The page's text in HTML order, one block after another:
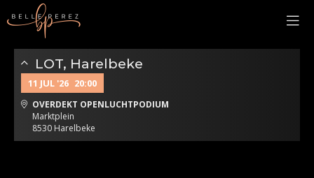
LOT, Harelbeke
11 JUL '26 20:00
OVERDEKT OPENLUCHTPODIUM
Marktplein
8530 Harelbeke